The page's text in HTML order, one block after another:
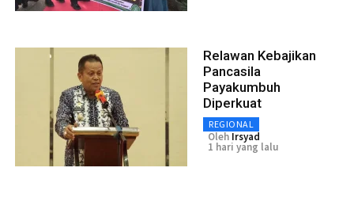
Relawan Kebajikan
Pancasila
Payakumbuh
Diperkuat
REGIONAL
Oleh Irsyad
1 hari yang lalu